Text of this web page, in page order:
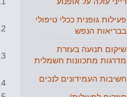
פעילות גופנית ככלי טיפולי
בבריאות הנפש
שיקום תנועה בעזרת
מדרגות מתכוונות חשמלית
חשיבות העמידונים לנכים